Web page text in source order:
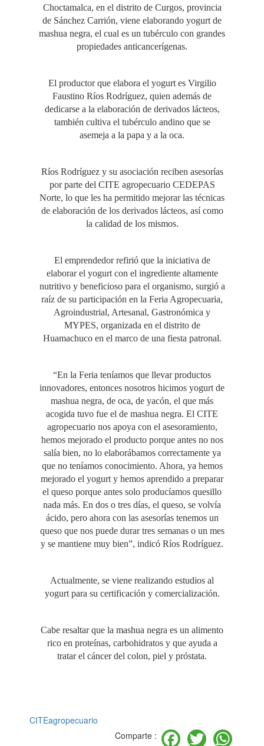
Choctamalca, en el distrito de Curgos, provincia
de Sánchez Carrión, viene elaborando yogurt de
mashua negra, el cual es un tubérculo con grandes
propiedades anticancerígenas.
El productor que elabora el yogurt es Virgilio
Faustino Ríos Rodríguez, quien además de
dedicarse a la elaboración de derivados lácteos,
también cultiva el tubérculo andino que se
asemeja a la papa y a la oca.
Ríos Rodríguez y su asociación reciben asesorías
por parte del CITE agropecuario CEDEPAS
Norte, lo que les ha permitido mejorar las técnicas
de elaboración de los derivados lácteos, así como
la calidad de los mismos.
El emprendedor refirió que la iniciativa de
elaborar el yogurt con el ingrediente altamente
nutritivo y beneficioso para el organismo, surgió a
raíz de su participación en la Feria Agropecuaria,
Agroindustrial, Artesanal, Gastronómica y
MYPES, organizada en el distrito de
Huamachuco en el marco de una fiesta patronal.
“En la Feria teníamos que llevar productos
innovadores, entonces nosotros hicimos yogurt de
mashua negra, de oca, de yacón, el que más
acogida tuvo fue el de mashua negra. El CITE
agropecuario nos apoya con el asesoramiento,
hemos mejorado el producto porque antes no nos
salía bien, no lo elaborábamos correctamente ya
que no teníamos conocimiento. Ahora, ya hemos
mejorado el yogurt y hemos aprendido a preparar
el queso porque antes solo producíamos quesillo
nada más. En dos o tres días, el queso, se volvía
ácido, pero ahora con las asesorías tenemos un
queso que nos puede durar tres semanas o un mes
y se mantiene muy bien”, indicó Ríos Rodríguez.
Actualmente, se viene realizando estudios al
yogurt para su certificación y comercialización.
Cabe resaltar que la mashua negra es un alimento
rico en proteínas, carbohidratos y que ayuda a
tratar el cáncer del colon, piel y próstata.
CITEagropecuario
Comparte :
Facebook
Twitter